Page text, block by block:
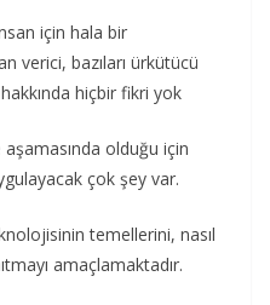
için hala bir
verici, bazıları ürkütücü
hiçbir fikri yok
olduğu için
çok şey var.
temellerini, nasıl
amaçlamaktadır.